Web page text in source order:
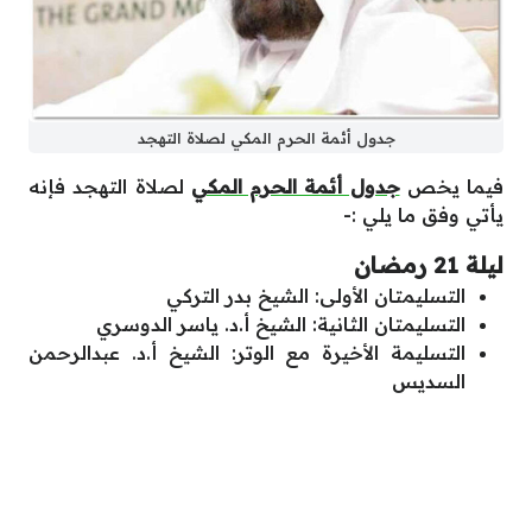
جدول أئمة الحرم المكي لصلاة التهجد
فيما يخصجدول أئمة الحرم المكي لصلاة التهجد فإنه
يأتي وفق ما يلي :-
ليلة 21 رمضان
التسليمتان الأولى: الشيخ بدر التركي
التسليمتان الثانية: الشيخ أ.د. ياسر الدوسري
التسليمة الأخيرة مع الوتر: الشيخ أ.د. عبدالرحمن
السديس